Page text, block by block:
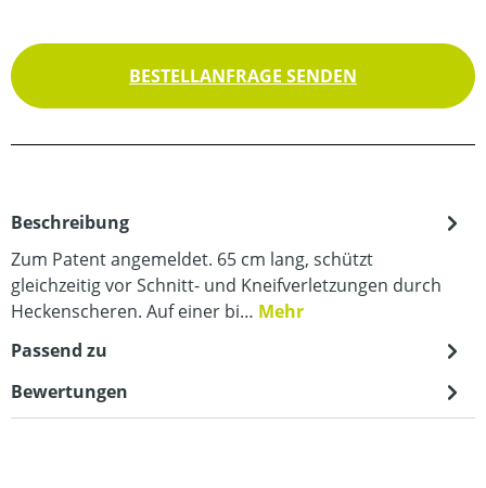
BESTELLANFRAGE SENDEN
Beschreibung
Zum Patent angemeldet. 65 cm lang, schützt
gleichzeitig vor Schnitt- und Kneifverletzungen durch
Heckenscheren. Auf einer bi… Mehr
Passend zu
Bewertungen